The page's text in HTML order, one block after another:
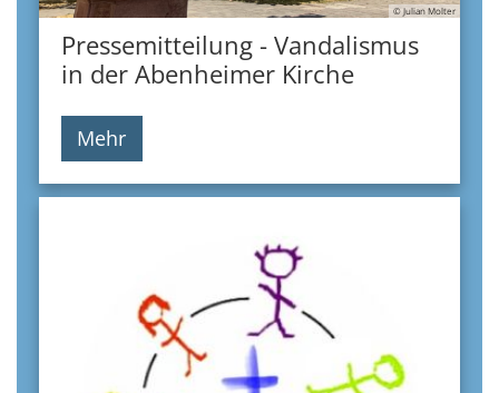
© Julian Molter
Pressemitteilung - Vandalismus
in der Abenheimer Kirche
Mehr